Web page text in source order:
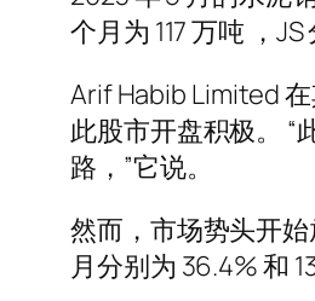
个月为 117 万吨 ，JS
Arif Habib Limited
此股市开盘积极。
路，”它说。
然而，市场势头开
月分别为 36.4% 和